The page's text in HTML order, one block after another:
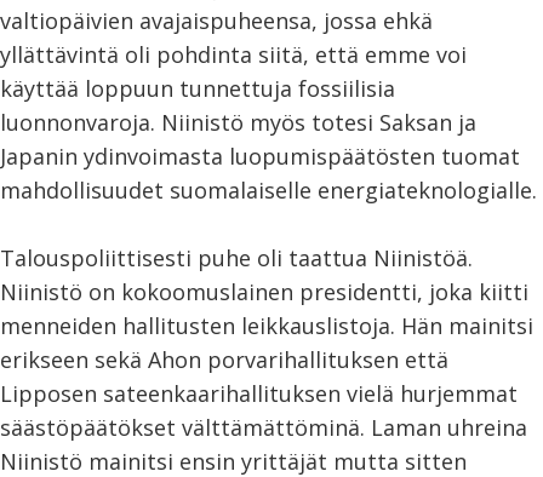
valtiopäivien avajaispuheensa, jossa ehkä
yllättävintä oli pohdinta siitä, että emme voi
käyttää loppuun tunnettuja fossiilisia
luonnonvaroja. Niinistö myös totesi Saksan ja
Japanin ydinvoimasta luopumispäätösten tuomat
mahdollisuudet suomalaiselle energiateknologialle.
Talouspoliittisesti puhe oli taattua Niinistöä.
Niinistö on kokoomuslainen presidentti, joka kiitti
menneiden hallitusten leikkauslistoja. Hän mainitsi
erikseen sekä Ahon porvarihallituksen että
Lipposen sateenkaarihallituksen vielä hurjemmat
säästöpäätökset välttämättöminä. Laman uhreina
Niinistö mainitsi ensin yrittäjät mutta sitten